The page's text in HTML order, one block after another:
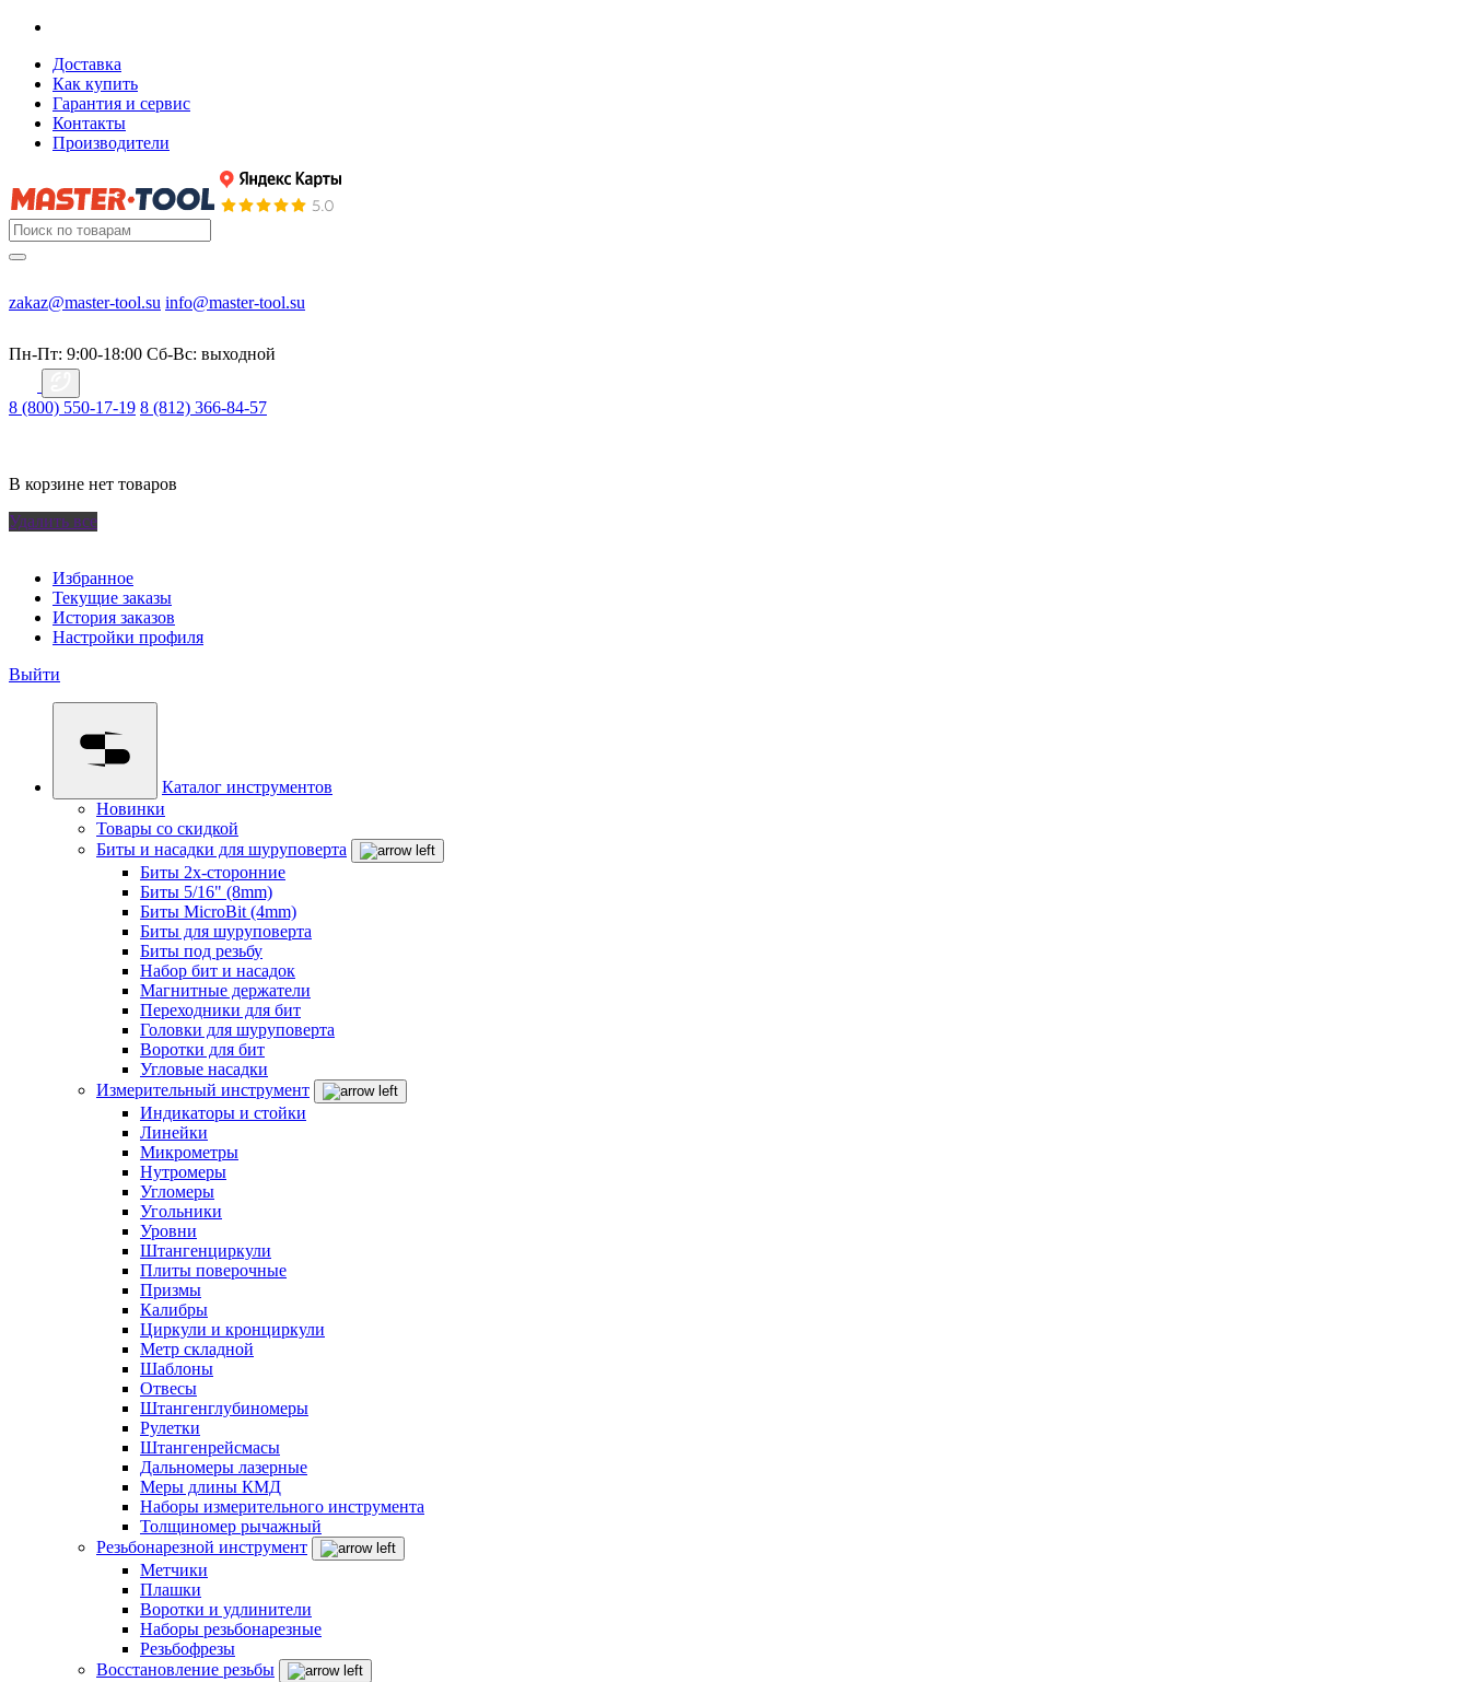
Доставка
Как купить
Гарантия и сервис
Контакты
Производители
zakaz@master-tool.su info@master-tool.su
Пн-Пт: 9:00-18:00 Cб-Вс: выходной
8 (800) 550-17-19 8 (812) 366-84-57
В корзине нет товаров
Удалить все
Избранное
Текущие заказы
История заказов
Настройки профиля
Выйти
Каталог инструментов
Новинки
Товары со скидкой
Биты и насадки для шуруповерта
Биты 2х-сторонние
Биты 5/16" (8mm)
Биты MicroBit (4mm)
Биты для шуруповерта
Биты под резьбу
Набор бит и насадок
Магнитные держатели
Переходники для бит
Головки для шуруповерта
Воротки для бит
Угловые насадки
Измерительный инструмент
Индикаторы и стойки
Линейки
Микрометры
Нутромеры
Угломеры
Угольники
Уровни
Штангенциркули
Плиты поверочные
Призмы
Калибры
Циркули и кронциркули
Метр складной
Шаблоны
Отвесы
Штангенглубиномеры
Рулетки
Штангенрейсмасы
Дальномеры лазерные
Меры длины КМД
Наборы измерительного инструмента
Толщиномер рычажный
Резьбонарезной инструмент
Метчики
Плашки
Воротки и удлинители
Наборы резьбонарезные
Резьбофрезы
Восстановление резьбы